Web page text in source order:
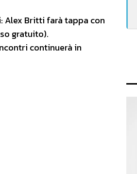
Alex Britti farà tappa con
gratuito).
continuerà in